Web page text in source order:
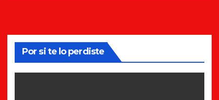
Por si te lo perdiste